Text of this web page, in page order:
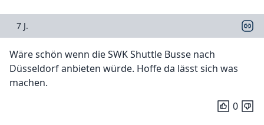
7 J.
Wäre schön wenn die SWK Shuttle Busse nach
Düsseldorf anbieten würde. Hoffe da lässt sich was
machen.
0